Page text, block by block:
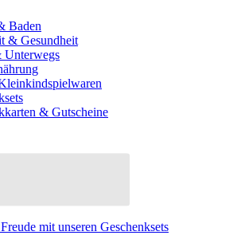
Baden
& Gesundheit
Unterwegs
& Gutscheine
mit unseren Geschenksets